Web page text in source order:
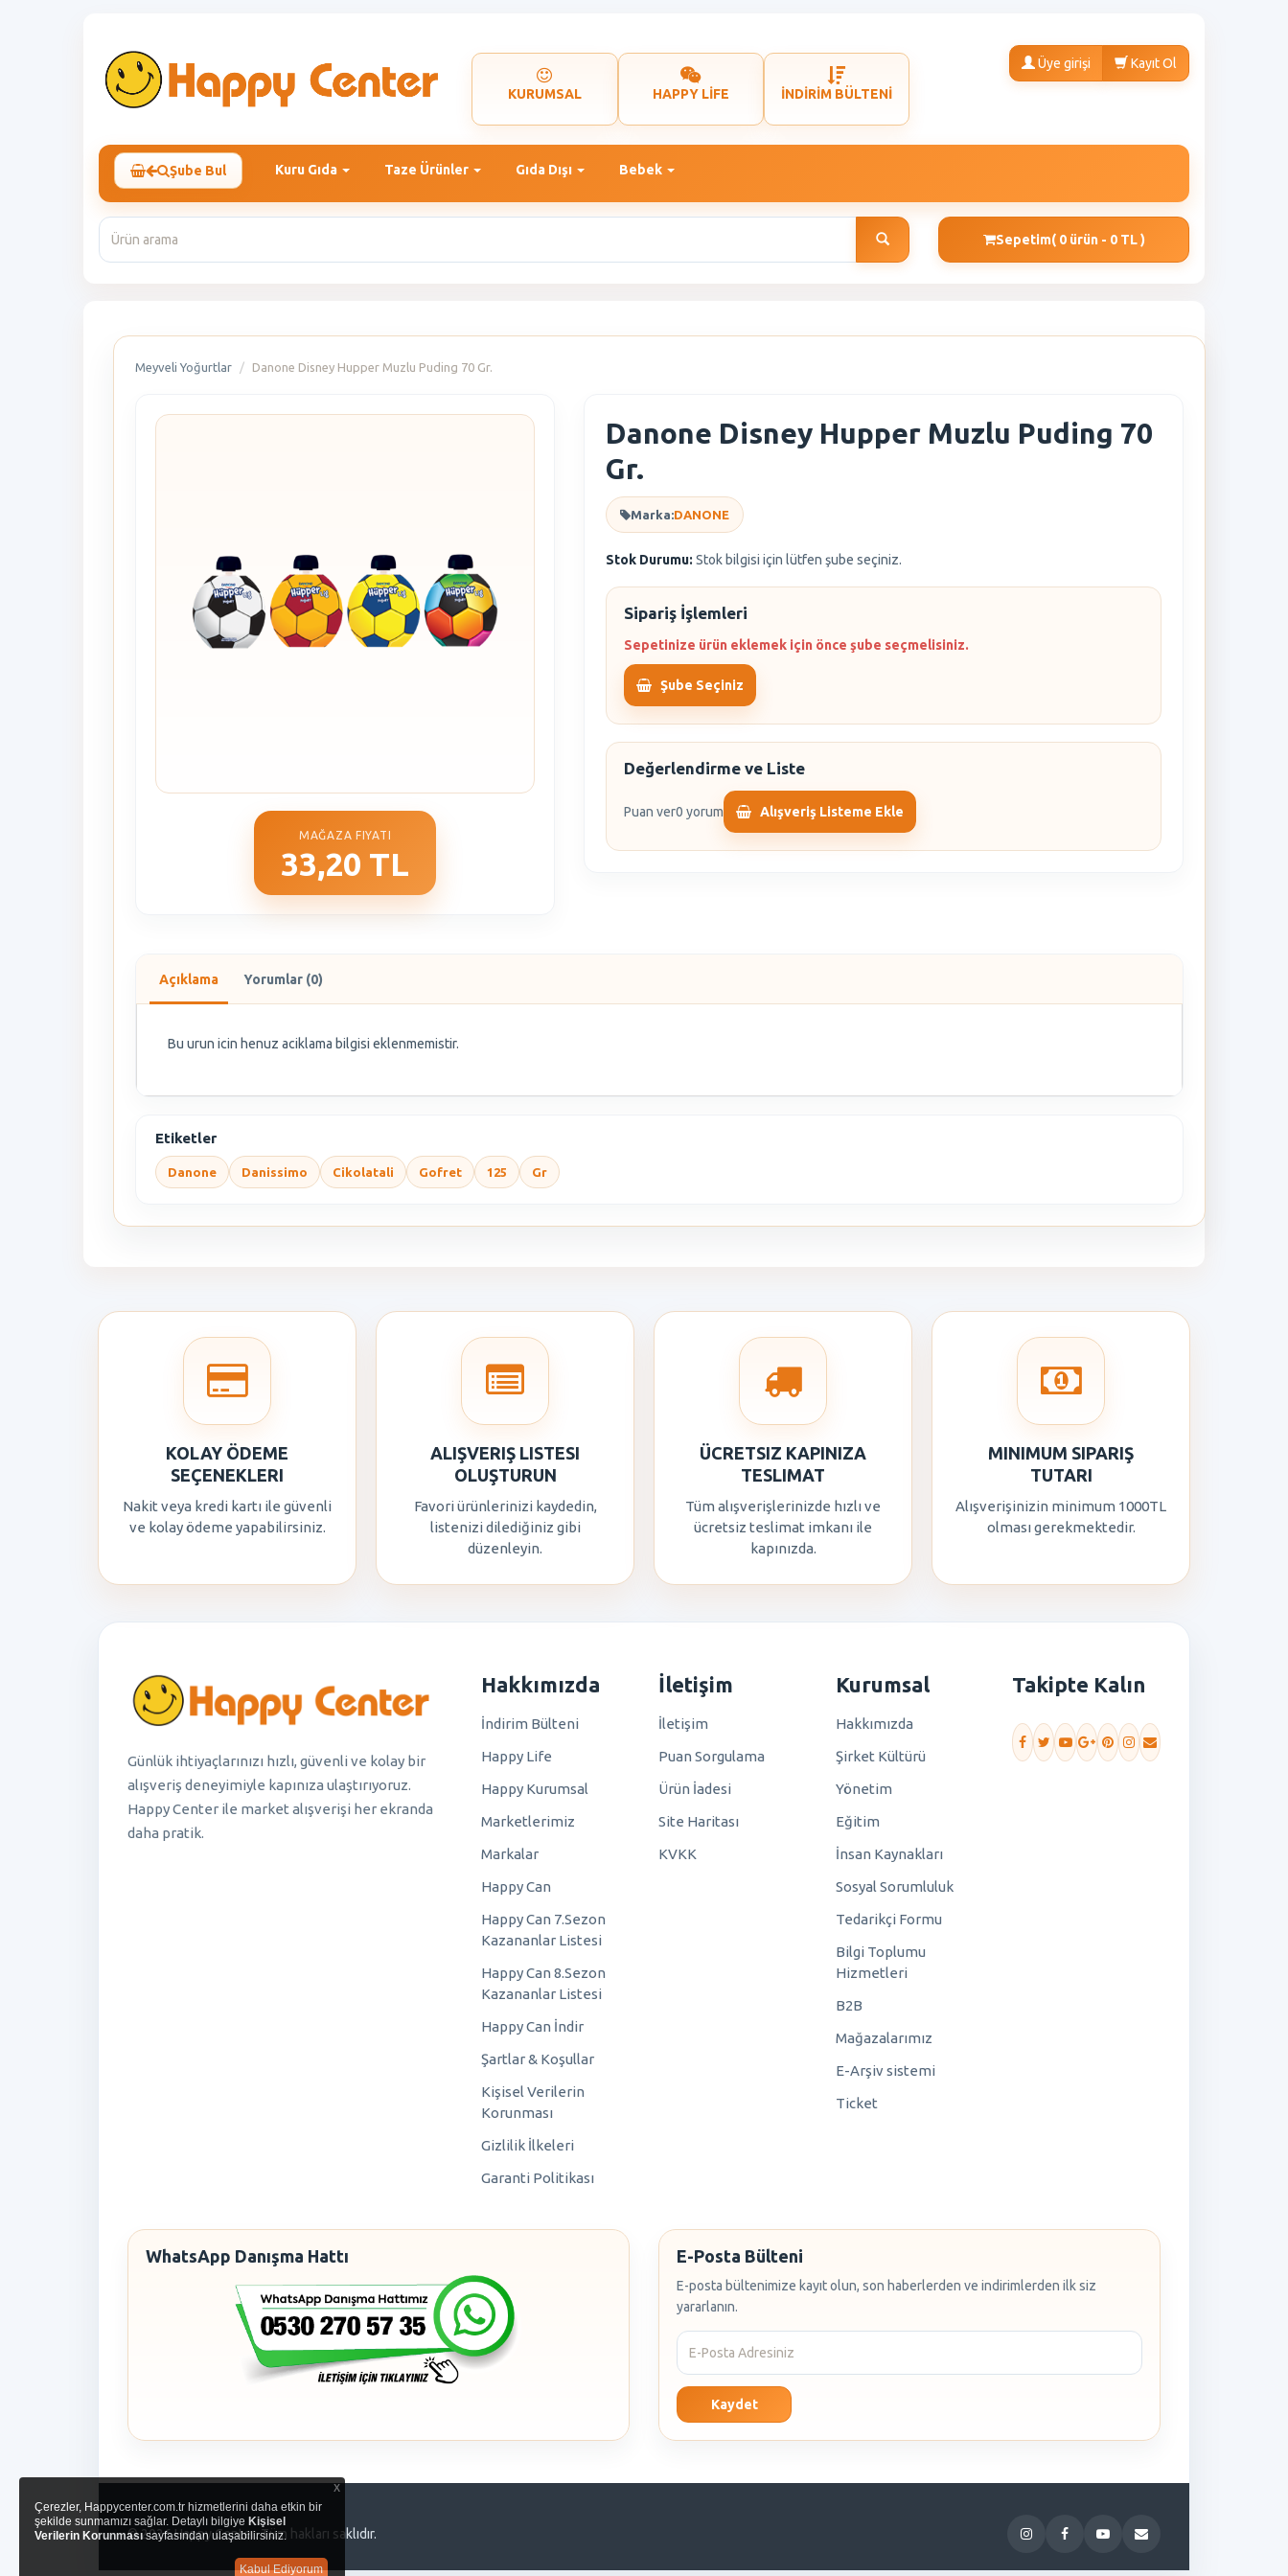
KURUMSAL HAPPY LİFE İNDİRİM BÜLTENİ
Üye girişi Kayıt Ol
Şube Bul Kuru Gıda Taze Ürünler Gıda Dışı Bebek
Sepetim( 0 ürün - 0 TL )
Meyveli Yoğurtlar Danone Disney Hupper Muzlu Puding 70 Gr.
MAĞAZA FIYATI
33,20 TL
Danone Disney Hupper Muzlu Puding 70
Gr.
Marka:DANONE
Stok Durumu: Stok bilgisi için lütfen şube seçiniz.
Sipariş İşlemleri
Sepetinize ürün eklemek için önce şube seçmelisiniz.
Şube Seçiniz
Değerlendirme ve Liste
Puan ver0 yorum Alışveriş Listeme Ekle
Açıklama Yorumlar (0)
Bu urun icin henuz aciklama bilgisi eklenmemistir.
Etiketler
Danone Danissimo Cikolatali Gofret 125 Gr
KOLAY ÖDEME
SEÇENEKLERI
Nakit veya kredi kartı ile güvenli
ve kolay ödeme yapabilirsiniz.
ALIŞVERIŞ LISTESI
OLUŞTURUN
Favori ürünlerinizi kaydedin,
listenizi dilediğiniz gibi
düzenleyin.
ÜCRETSIZ KAPINIZA
TESLIMAT
Tüm alışverişlerinizde hızlı ve
ücretsiz teslimat imkanı ile
kapınızda.
MINIMUM SIPARIŞ
TUTARI
Alışverişinizin minimum 1000TL
olması gerekmektedir.
Günlük ihtiyaçlarınızı hızlı, güvenli ve kolay bir
alışveriş deneyimiyle kapınıza ulaştırıyoruz.
Happy Center ile market alışverişi her ekranda
daha pratik.
Hakkımızda
İndirim Bülteni
Happy Life
Happy Kurumsal
Marketlerimiz
Markalar
Happy Can
Happy Can 7.Sezon
Kazananlar Listesi
Happy Can 8.Sezon
Kazananlar Listesi
Happy Can İndir
Şartlar & Koşullar
Kişisel Verilerin
Korunması
Gizlilik İlkeleri
Garanti Politikası
İletişim
İletişim
Puan Sorgulama
Ürün İadesi
Site Haritası
KVKK
Kurumsal
Hakkımızda
Şirket Kültürü
Yönetim
Eğitim
İnsan Kaynakları
Sosyal Sorumluluk
Tedarikçi Formu
Bilgi Toplumu
Hizmetleri
B2B
Mağazalarımız
E-Arşiv sistemi
Ticket
Takipte Kalın
WhatsApp Danışma Hattı E-Posta Bülteni
E-posta bültenimize kayıt olun, son haberlerden ve indirimlerden ilk siz
yararlanın.
Kaydet
© 2026 Happy Center. Tüm hakları saklıdır.
x
Çerezler, Happycenter.com.tr hizmetlerini daha etkin bir
şekilde sunmamızı sağlar. Detaylı bilgiye Kişisel
Verilerin Korunmasısayfasından ulaşabilirsiniz.
Kabul Ediyorum